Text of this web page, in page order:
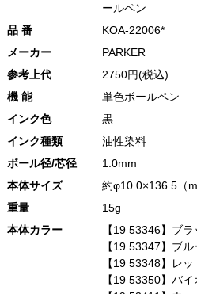
ールペン
品 番
KOA-22006*
メーカー
PARKER
参考上代
2750円(税込)
機 能
単色ボールペン
インク色
黒
インク種類
油性染料
ボール径/芯径
1.0mm
本体サイズ
約φ10.0×136.5（
重量
15g
本体カラー
【19 53346】ブ
【19 53347】ブ
【19 53348】レ
【19 53350】バ